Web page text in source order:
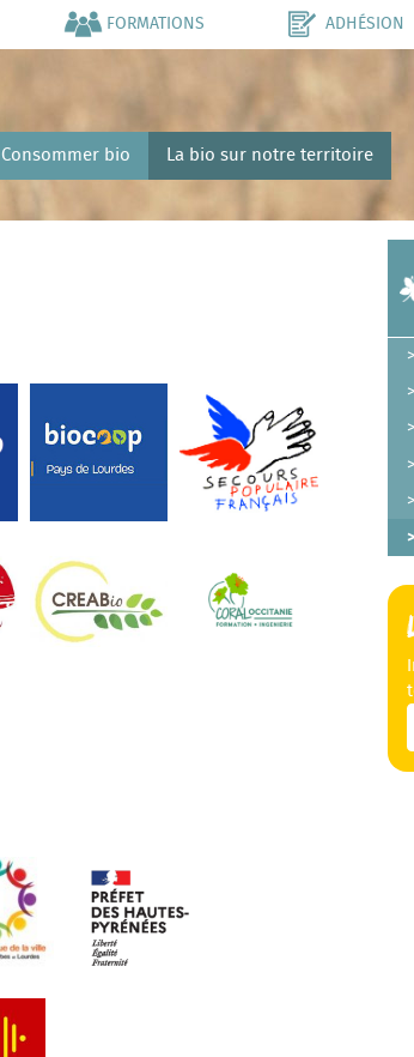
FORMATIONS ADHÉSION
Consommer bio La bio sur notre territoire